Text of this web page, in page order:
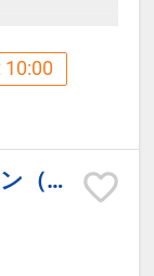
60分/1
約不
イニン
ておりま
終入場
和食会
湯を満
・カップ
広いお客
す。
10:00
温泉内風呂付 和モダンツイン（バス/トイレ付/禁煙/定員2名）